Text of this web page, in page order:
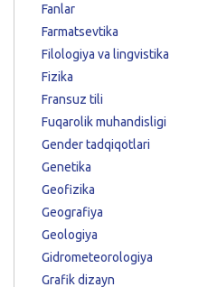
Fanlar
Farmatsevtika
Filologiya va lingvistika
Fizika
Fransuz tili
Fuqarolik muhandisligi
Gender tadqiqotlari
Genetika
Geofizika
Geografiya
Geologiya
Gidrometeorologiya
Grafik dizayn